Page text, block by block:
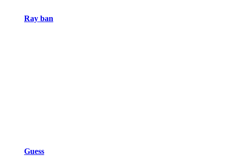
Ray ban
Guess